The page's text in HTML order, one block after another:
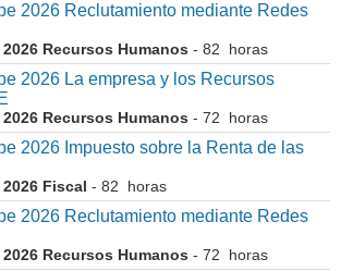
2026 Reclutamiento mediante Redes
Recursos Humanos - 82 horas
2026 La empresa y los Recursos
Recursos Humanos - 72 horas
2026 Impuesto sobre la Renta de las
Fiscal - 82 horas
2026 Reclutamiento mediante Redes
Recursos Humanos - 72 horas